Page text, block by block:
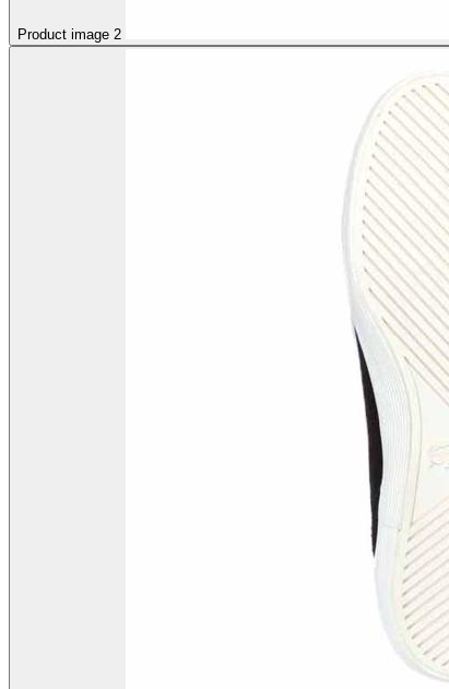
Product image 2